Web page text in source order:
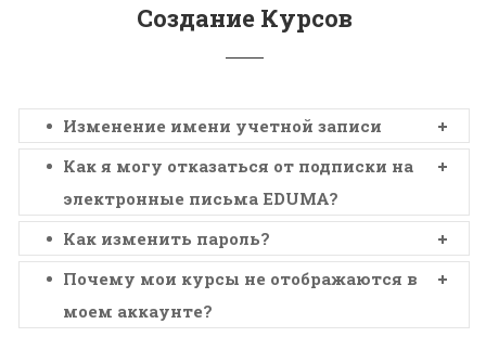
Создание Курсов
Изменение имени учетной записи
Как я могу отказаться от подписки на
электронные письма EDUMA?
Как изменить пароль?
Почему мои курсы не отображаются в
моем аккаунте?